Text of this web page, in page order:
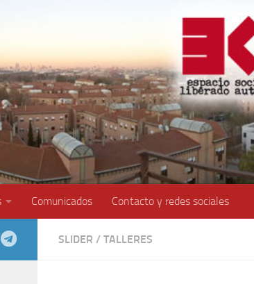
Comunicados Contacto y redes sociales
SLIDER / TALLERES